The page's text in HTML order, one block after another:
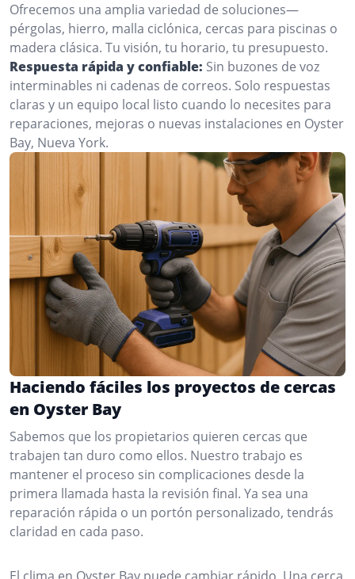
Ofrecemos una amplia variedad de soluciones—
pérgolas, hierro, malla ciclónica, cercas para piscinas o
madera clásica. Tu visión, tu horario, tu presupuesto.
Respuesta rápida y confiable: Sin buzones de voz
interminables ni cadenas de correos. Solo respuestas
claras y un equipo local listo cuando lo necesites para
reparaciones, mejoras o nuevas instalaciones en Oyster
Bay, Nueva York.
Haciendo fáciles los proyectos de cercas
en Oyster Bay
Sabemos que los propietarios quieren cercas que
trabajen tan duro como ellos. Nuestro trabajo es
mantener el proceso sin complicaciones desde la
primera llamada hasta la revisión final. Ya sea una
reparación rápida o un portón personalizado, tendrás
claridad en cada paso.